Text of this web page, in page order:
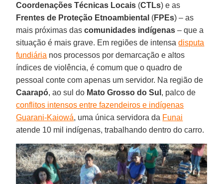
Coordenações Técnicas Locais (CTLs) e as
Frentes de Proteção Etnoambiental (FPEs) – as
mais próximas dascomunidades indígenas – que a
situação é mais grave. Em regiões de intensadisputa
fundiária nos processos por demarcação e altos
índices de violência, é comum que o quadro de
pessoal conte com apenas um servidor. Na região de
Caarapó, ao sul do Mato Grosso do Sul , palco de
conflitos intensos entre fazendeiros e indígenas
Guarani-Kaiowá, uma única servidora da Funai
atende 10 mil indígenas, trabalhando dentro do carro.